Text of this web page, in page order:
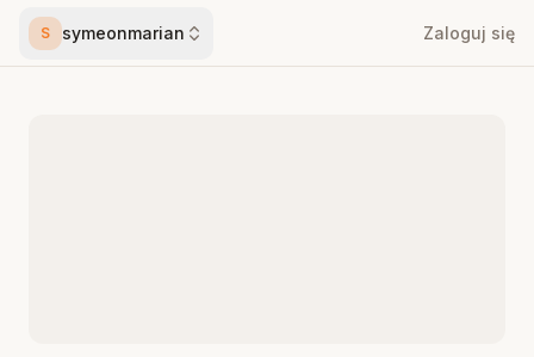
S symeonmarian Zaloguj się